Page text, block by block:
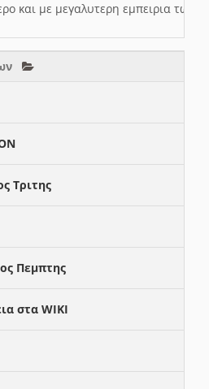
και με μεγαλυτερη εμπειρια
Τριτης
Πεμπτης
στα WIKI